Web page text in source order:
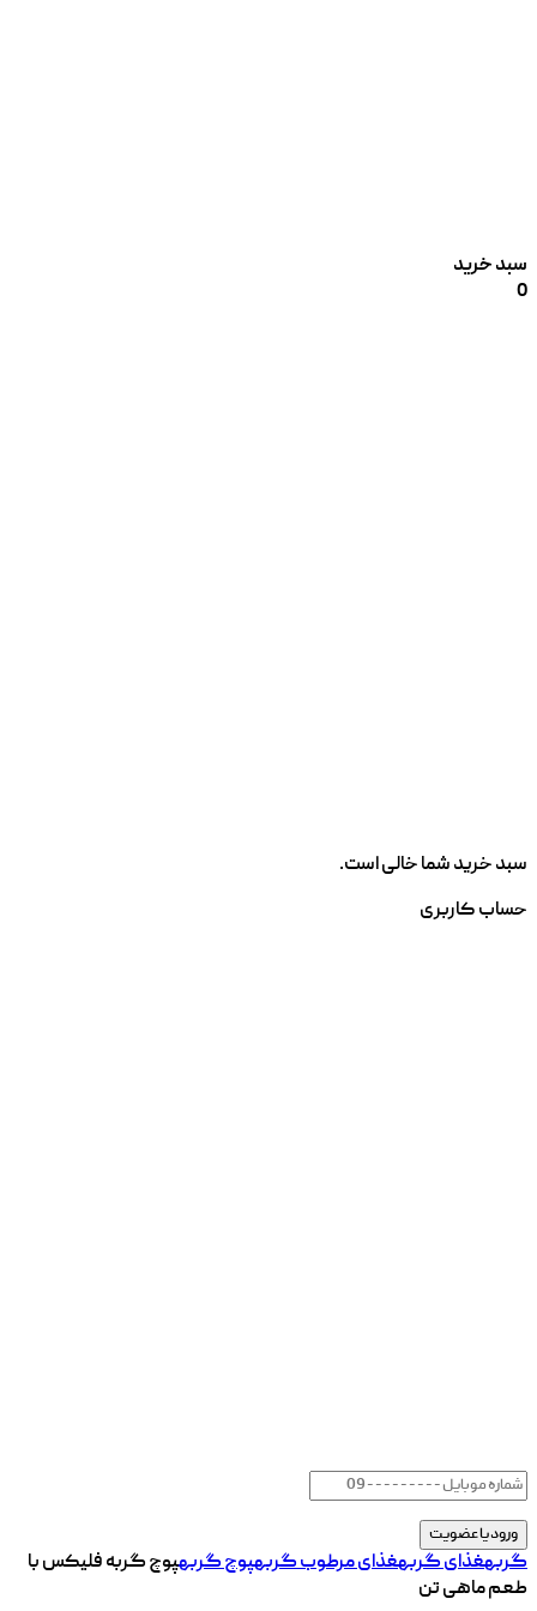
سبد خرید
0
سبد خرید شما خالی است.
حساب کاربری
گربهغذای گربهغذای مرطوب گربهپوچ گربهپوچ گربه فلیکس با
طعم ماهی تن